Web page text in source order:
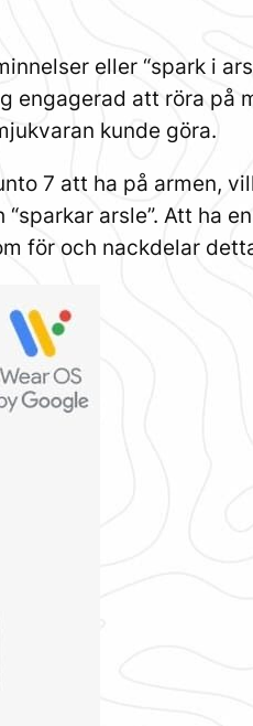
eller “spark i
engagerad att röra på
kunde göra.
7 att ha på armen,
arsle”. Att ha
för och nackdelar